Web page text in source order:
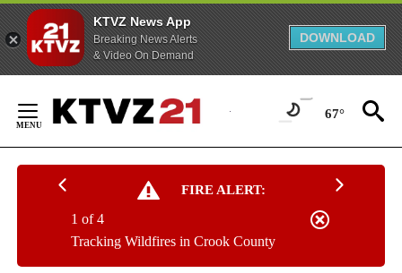
KTVZ News App
Breaking News Alerts
& Video On Demand
DOWNLOAD
Content
67°
FIRE ALERT:
Tracking Wildfires in Crook County
1 of 4